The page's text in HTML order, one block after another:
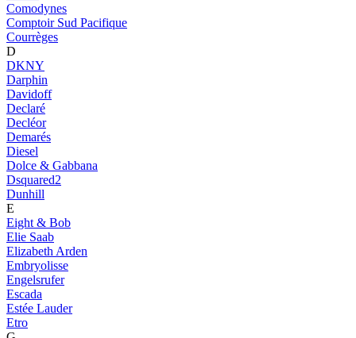
Comodynes
Comptoir Sud Pacifique
Courrèges
D
DKNY
Darphin
Davidoff
Declaré
Decléor
Demarés
Diesel
Dolce & Gabbana
Dsquared2
Dunhill
E
Eight & Bob
Elie Saab
Elizabeth Arden
Embryolisse
Engelsrufer
Escada
Estée Lauder
Etro